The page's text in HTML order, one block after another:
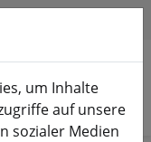
um Inhalte
auf unsere
sozialer Medien